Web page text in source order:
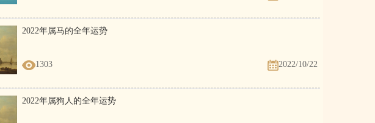
2022年属马的全年运势
1303 2022/10/22
2022年属狗人的全年运势